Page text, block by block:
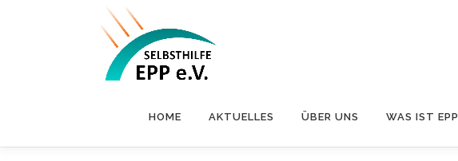
HOME AKTUELLES ÜBER UNS WAS IST EPP